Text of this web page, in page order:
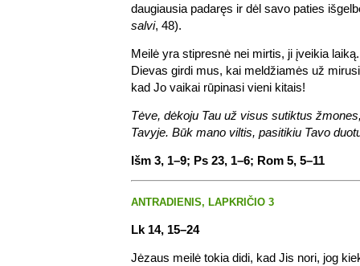
daugiausia padaręs ir dėl savo paties
salvi, 48).
Meilė yra stipresnė nei mirtis, ji įveikia
Dievas girdi mus, kai meldžiamės už
kad Jo vaikai rūpinasi vieni kitais!
Tėve, dėkoju Tau už visus sutiktus
Tavyje. Būk mano viltis, pasitikiu Tavo
Išm 3, 1–9; Ps 23, 1–6; Rom 5, 5–11
ANTRADIENIS, LAPKRIČIO 3
Lk 14, 15–24
Jėzaus meilė tokia didi, kad Jis nori, jog